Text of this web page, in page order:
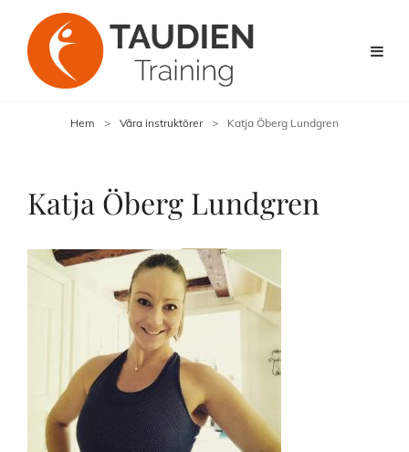
Hem > Våra instruktörer > Katja Öberg Lundgren
Katja Öberg Lundgren